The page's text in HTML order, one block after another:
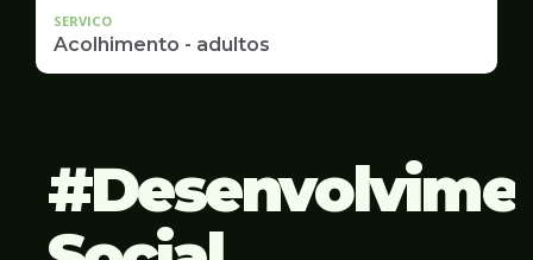
SERVICO
Acolhimento - adultos